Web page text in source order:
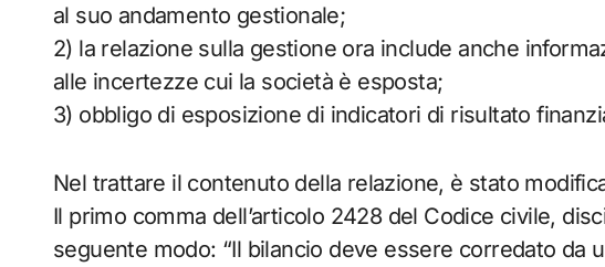
al suo andamento gestionale;
2) la relazione sulla gestione ora include anche
alle incertezze cui la società è esposta;
3) obbligo di esposizione di indicatori di risultato
Nel trattare il contenuto della relazione, è stato
Il primo comma dell’articolo 2428 del Codice civile,
seguente modo: “Il bilancio deve essere corredato da